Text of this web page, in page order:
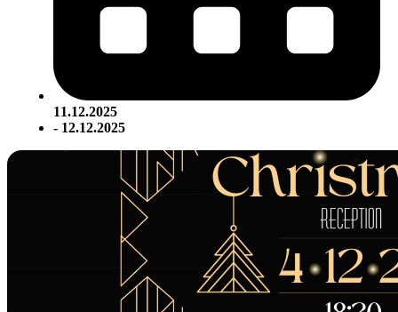
11.12.2025
- 12.12.2025